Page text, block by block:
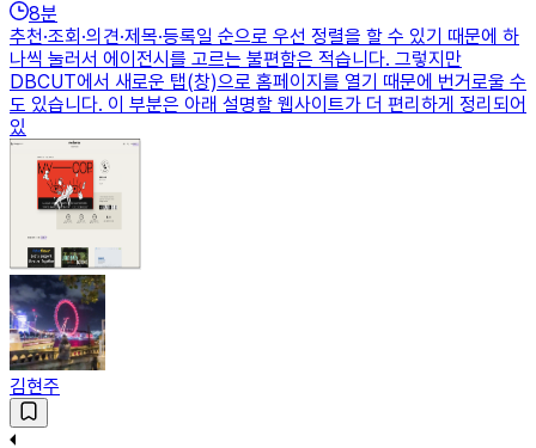
8분
추천·조회·의견·제목·등록일 순으로 우선 정렬을 할 수 있기 때문에 하
나씩 눌러서 에이전시를 고르는 불편함은 적습니다. 그렇지만
DBCUT에서 새로운 탭(창)으로 홈페이지를 열기 때문에 번거로울 수
도 있습니다. 이 부분은 아래 설명할 웹사이트가 더 편리하게 정리되어
있
김현주